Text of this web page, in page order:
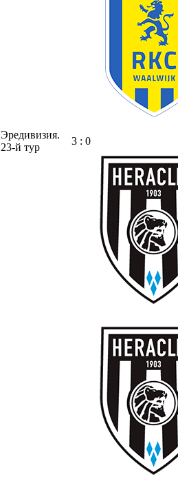
Эредивизия.
23-й тур
3 : 0